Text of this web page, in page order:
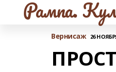
Рампа.
Вернисаж 26